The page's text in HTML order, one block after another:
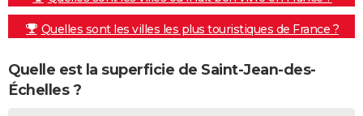
Quelles sont les villes les plus touristiques de France ?
Quelle est la superficie de Saint-Jean-des-
Échelles ?